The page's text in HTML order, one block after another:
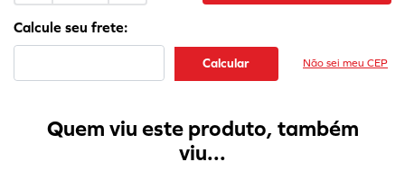
Não sei meu CEP
Quem viu este produto, também
viu...